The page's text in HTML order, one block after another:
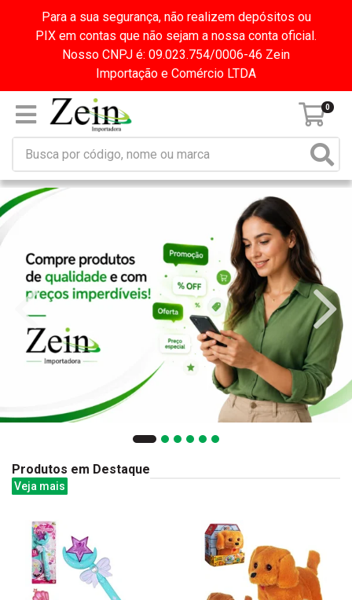
Para a sua segurança, não realizem depósitos ou
PIX em contas que não sejam a nossa conta oficial.
Nosso CNPJ é: 09.023.754/0006-46 Zein
Importação e Comércio LTDA
0
Produtos em Destaque
Veja mais